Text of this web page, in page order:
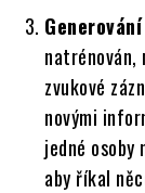
natrénován,
zvukové
novými
jedné osoby
aby říkal